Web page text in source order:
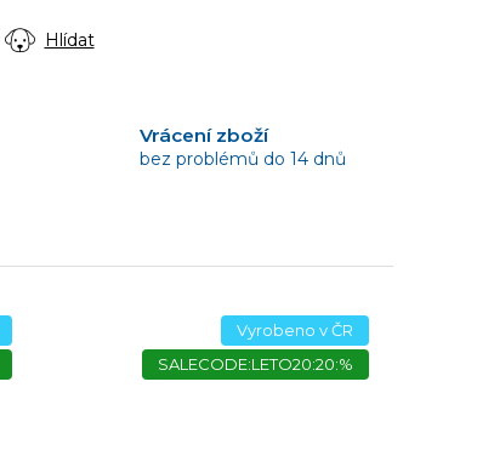
Hlídat
Vrácení zboží
bez problémů do 14 dnů
Vyrobeno v ČR
SALECODE:LETO20:20:%